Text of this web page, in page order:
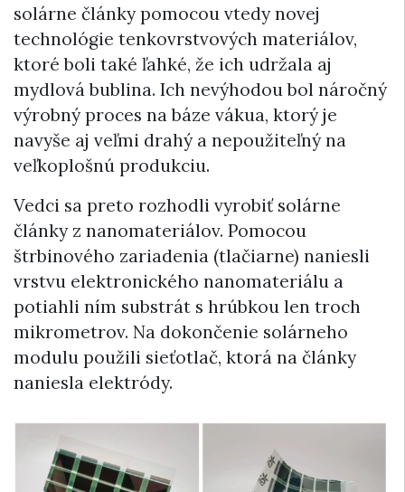
solárne články pomocou vtedy novej
technológie tenkovrstvových materiálov,
ktoré boli také ľahké, že ich udržala aj
mydlová bublina. Ich nevýhodou bol náročný
výrobný proces na báze vákua, ktorý je
navyše aj veľmi drahý a nepoužiteľný na
veľkoplošnú produkciu.
Vedci sa preto rozhodli vyrobiť solárne
články z nanomateriálov. Pomocou
štrbinového zariadenia (tlačiarne) naniesli
vrstvu elektronického nanomateriálu a
potiahli ním substrát s hrúbkou len troch
mikrometrov. Na dokončenie solárneho
modulu použili sieťotlač, ktorá na články
naniesla elektródy.